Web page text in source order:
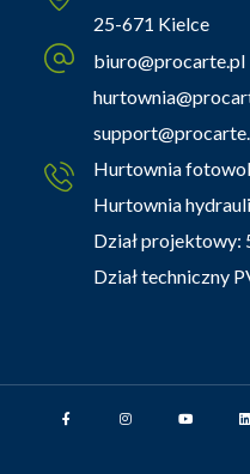
25-671 Kielce
biuro@procarte.pl
Hurtownia
Hurtownia
Dział projektowy:
Dział techniczny